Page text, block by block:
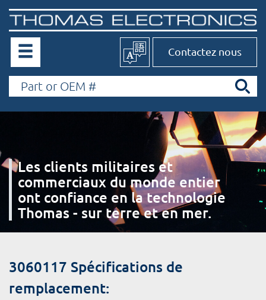
Contactez nous
Les clients militaires et
commerciaux du monde entier
ont confiance en la technologie
Thomas - sur terre et en mer.
3060117 Spécifications de
remplacement: